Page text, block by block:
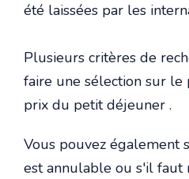
été laissées par les
Plusieurs critères de
faire une sélection sur le
prix du petit déjeuner .
Vous pouvez également
est annulable ou s'il faut